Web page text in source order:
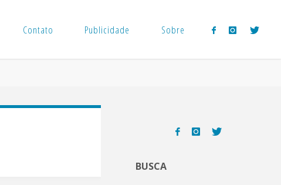
Contato Publicidade Sobre
BUSCA